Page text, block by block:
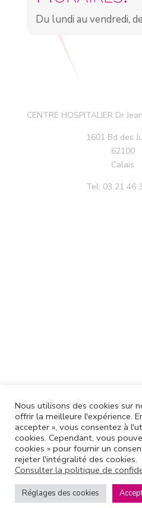
Du lundi au vendredi,
CENTRE HOSPITALIER Dr
1601 Bd des
62100
Calais
Tel: 03 21 46
Venir au centre hospitalier
Recrutement – Formation
Protection des données
Nous utilisons des cookies sur
offrir la meilleure l'expérience.
accepter », vous consentez à
cookies. Cependant, vous
cookies » pour fournir un
rejeter l'intégralité des cookies.
Consulter la politique de
Réglages des cookies